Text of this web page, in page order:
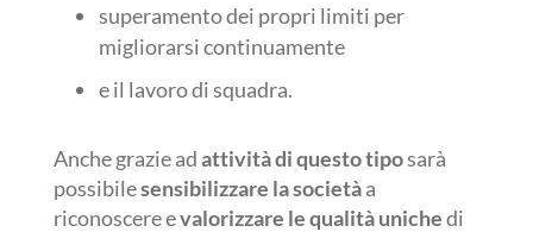
superamento dei propri limiti per
migliorarsi continuamente
e il lavoro di squadra.
Anche grazie adattività di questo tiposarà
possibilesensibilizzare la societàa
riconoscere evalorizzare le qualità unichedi